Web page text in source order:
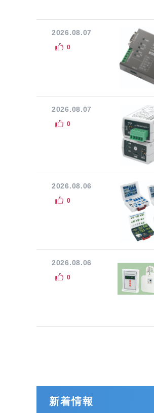
2026.08.07
0
2026.08.07
0
2026.08.06
0
2026.08.06
0
新着情報